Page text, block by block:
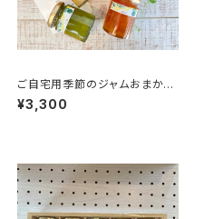
ご自宅用季節のジャムおまかせ
4本セット（箱なし）
¥3,300